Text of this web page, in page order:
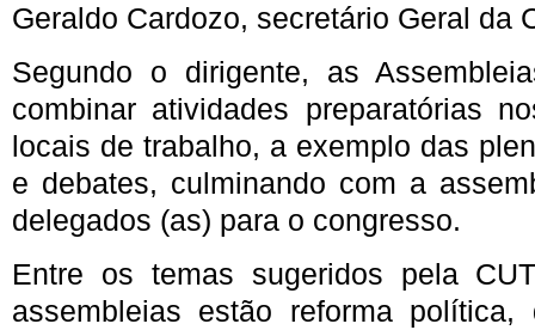
Geraldo Cardozo, secretário Geral da
Segundo o dirigente, as
combinar atividades preparatórias
locais de trabalho, a exemplo das
e debates, culminando com a
delegados (as) para o congresso.
Entre os temas sugeridos pela
assembleias estão reforma política,